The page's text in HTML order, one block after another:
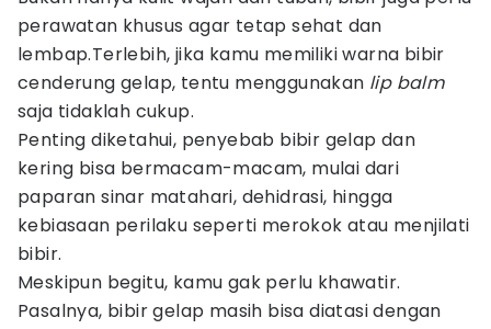
perawatan khusus agar tetap sehat dan
lembap.Terlebih, jika kamu memiliki warna bibir
cenderung gelap, tentu menggunakan lip balm
saja tidaklah cukup.
Penting diketahui, penyebab bibir gelap dan
kering bisa bermacam-macam, mulai dari
paparan sinar matahari, dehidrasi, hingga
kebiasaan perilaku seperti merokok atau menjilati
bibir.
Meskipun begitu, kamu gak perlu khawatir.
Pasalnya, bibir gelap masih bisa diatasi dengan